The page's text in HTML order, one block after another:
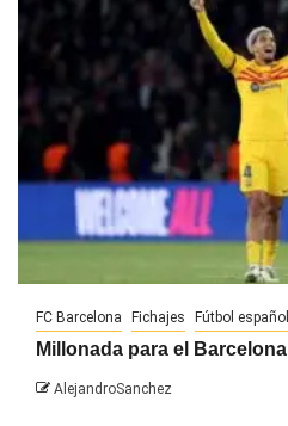
FC Barcelona Fichajes Fútbol español
Millonada para el Barcelona
AlejandroSanchez